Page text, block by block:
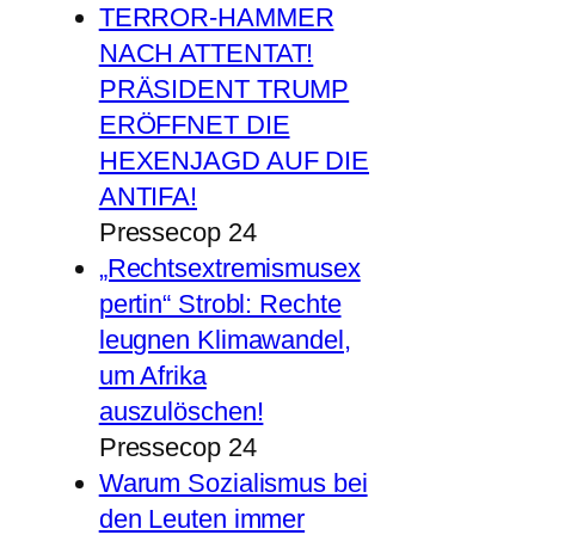
TERROR-HAMMER
NACH ATTENTAT!
PRÄSIDENT TRUMP
ERÖFFNET DIE
HEXENJAGD AUF DIE
ANTIFA!
Pressecop 24
„Rechtsextremismusex
pertin“ Strobl: Rechte
leugnen Klimawandel,
um Afrika
auszulöschen!
Pressecop 24
Warum Sozialismus bei
den Leuten immer